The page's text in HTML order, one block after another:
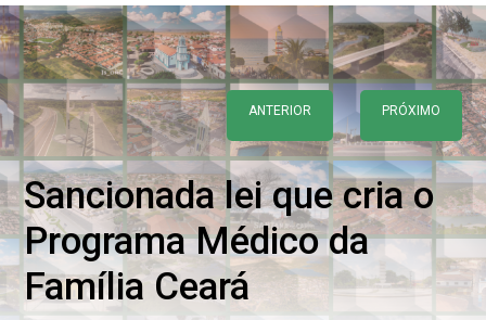
ANTERIOR PRÓXIMO
Sancionada lei que cria o
Programa Médico da
Família Ceará